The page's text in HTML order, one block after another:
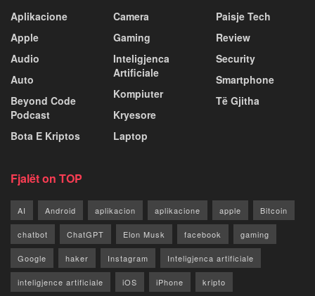
Aplikacione
Apple
Audio
Auto
Beyond Code
Podcast
Bota E Kriptos
Camera
Gaming
Inteligjenca
Artificiale
Kompiuter
Kryesore
Laptop
Paisje Tech
Review
Security
Smartphone
Të Gjitha
Fjalët on TOP
AI Android aplikacion aplikacione apple Bitcoin
chatbot ChatGPT Elon Musk facebook gaming
Google haker Instagram Inteligjenca artificiale
inteligjence artificiale iOS iPhone kripto